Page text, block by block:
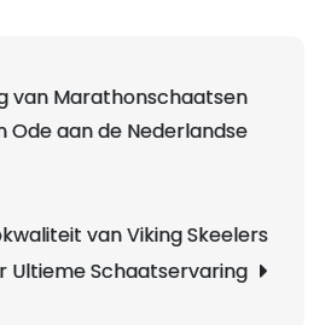
van Marathonschaatsen
Ode aan de Nederlandse
van Viking Skeelers
Ultieme Schaatservaring